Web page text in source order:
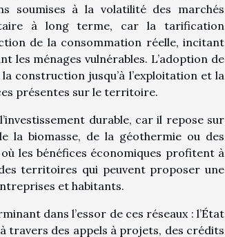
soumises à la volatilité des marchés
à long terme, car la tarification
de la consommation réelle, incitant
les ménages vulnérables. L’adoption de
construction jusqu’à l’exploitation et la
présentes sur le territoire.
durable, car il repose sur
la biomasse, de la géothermie ou des
les bénéfices économiques profitent à
territoires qui peuvent proposer une
et habitants.
dans l’essor de ces réseaux : l’État
travers des appels à projets, des crédits